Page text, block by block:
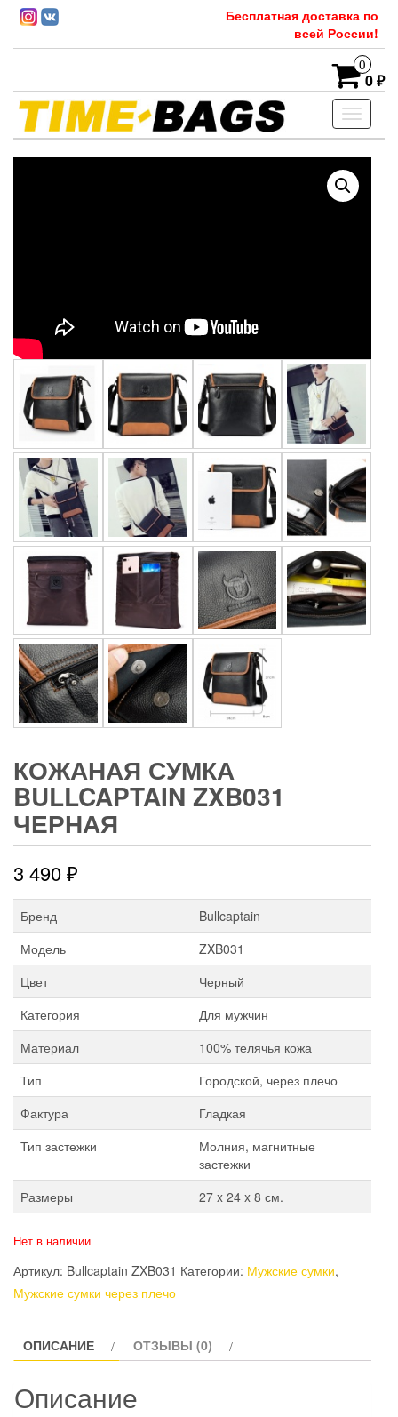
Бесплатная доставка по
всей России!
0
0 ₽
Toggle
КОЖАНАЯ СУМКА
BULLCAPTAIN ZXB031
ЧЕРНАЯ
3 490₽
Бренд
Bullcaptain
Модель
ZXB031
Цвет
Черный
Категория
Для мужчин
Материал
100% телячья кожа
Тип
Городской, через плечо
Фактура
Гладкая
Тип застежки
Молния, магнитные
застежки
Размеры
27 x 24 x 8 см.
Нет в наличии
Артикул: Bullcaptain ZXB031 Категории: Мужские сумки,
Мужские сумки через плечо
ОПИСАНИЕ ОТЗЫВЫ (0)
Описание